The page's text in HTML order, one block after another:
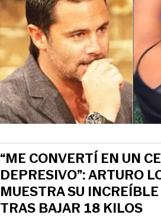
“ME CONVERTÍ EN UN
DEPRESIVO”: ARTURO
MUESTRA SU
TRAS BAJAR 18 KILOS